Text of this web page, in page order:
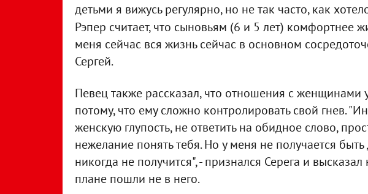
детьми я вижусь регулярно, но не так часто, как
Рэпер считает, что сыновьям (6 и 5 лет) комфортнее
меня сейчас вся жизнь сейчас в основном
Сергей.
Певец также рассказал, что отношения с женщинами
потому, что ему сложно контролировать свой гнев.
женскую глупость, не ответить на обидное слово,
нежелание понять тебя. Но у меня не получается
никогда не получится", - признался Серега и
плане пошли не в него.